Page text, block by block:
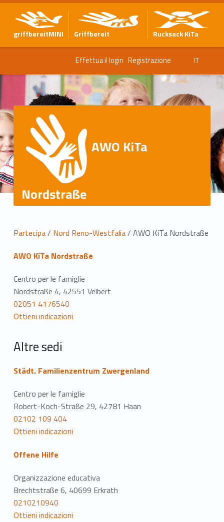
griffbereitMINI Griffbereit Rucksack KiTa
Effettua il login Registrazione IT
AWO KiTa
Nordstraße
P
o
s
i
z
i
o
n
e
Partecipa/ Nord Reno-Westfalia/ AWO KiTa Nordstraße
AWO KiTa Nordstraße
Centro per le famiglie
Nordstraße 4, 42551 Velbert
02051 4176540
Ottieni indicazioni
Altre sedi
Städt. Familienzentrum Zwergenland
Centro per le famiglie
Robert-Koch-Straße 29, 42781 Haan
02102 109 404
Ottieni indicazioni
Offene Hilfe
Organizzazione educativa
Brechtstraße 6, 40699 Erkrath
0210210940
Ottieni indicazioni